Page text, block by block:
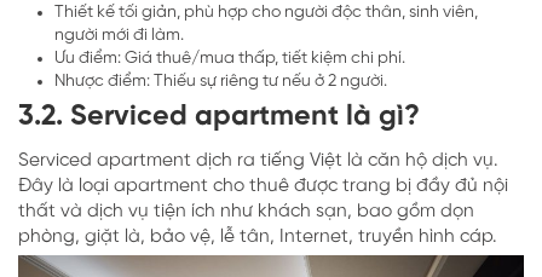
Thiết kế tối giản, phù hợp cho người độc thân, sinh viên,
người mới đi làm.
Ưu điểm: Giá thuê/mua thấp, tiết kiệm chi phí.
Nhược điểm: Thiếu sự riêng tư nếu ở 2 người.
3.2. Serviced apartment là gì?
Serviced apartment dịch ra tiếng Việt là căn hộ dịch vụ.
Đây là loại apartment cho thuê được trang bị đầy đủ nội
thất và dịch vụ tiện ích như khách sạn, bao gồm dọn
phòng, giặt là, bảo vệ, lễ tân, Internet, truyền hình cáp.